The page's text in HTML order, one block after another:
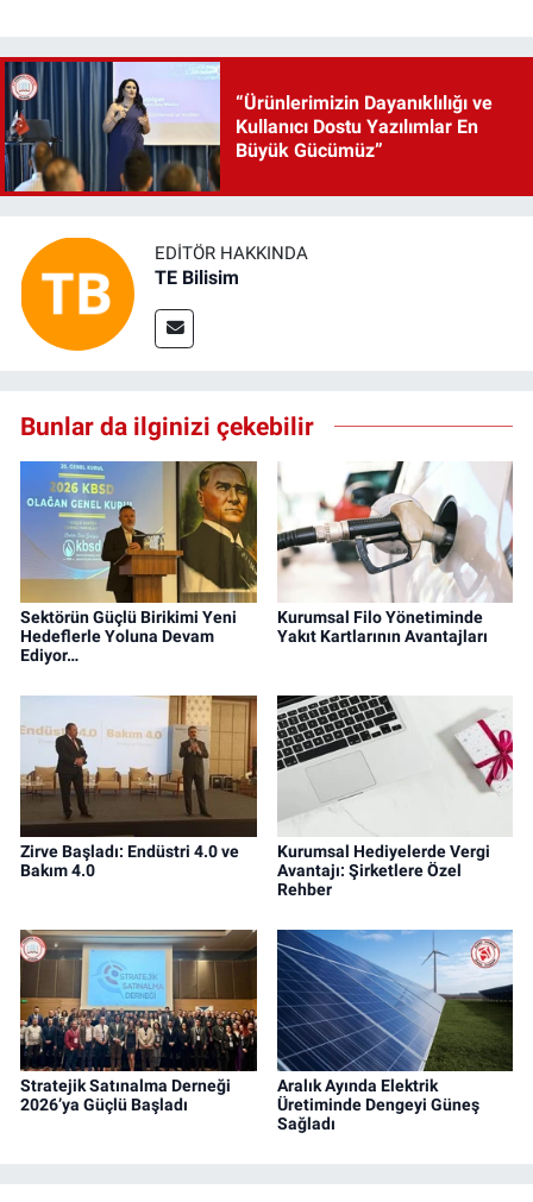
“Ürünlerimizin Dayanıklılığı ve
Kullanıcı Dostu Yazılımlar En
Büyük Gücümüz”
EDITÖR HAKKINDA
TE Bilisim
Bunlar da ilginizi çekebilir
Sektörün Güçlü Birikimi Yeni
Hedeflerle Yoluna Devam
Ediyor…
Kurumsal Filo Yönetiminde
Yakıt Kartlarının Avantajları
Zirve Başladı: Endüstri 4.0 ve
Bakım 4.0
Kurumsal Hediyelerde Vergi
Avantajı: Şirketlere Özel
Rehber
Stratejik Satınalma Derneği
2026’ya Güçlü Başladı
Aralık Ayında Elektrik
Üretiminde Dengeyi Güneş
Sağladı